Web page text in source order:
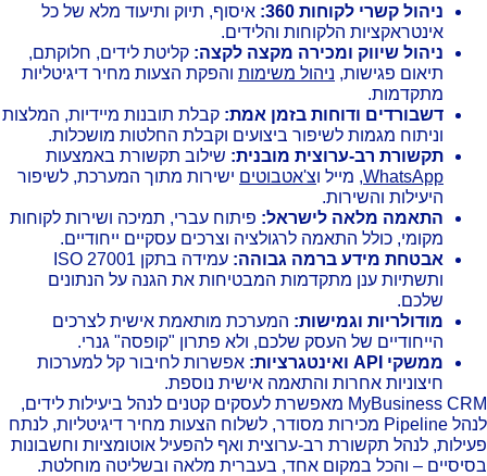
ניהול קשרי לקוחות 360:
איסוף, תיוק ותיעוד מלא של כל
אינטראקציות הלקוחות והלידים.
ניהול שיווק ומכירה מקצה לקצה:קליטת לידים, חלוקתם,
תיאום פגישות,ניהול משימותוהפקת הצעות מחיר דיגיטליות
מתקדמות.
דשבורדים ודוחות בזמן אמת:קבלת תובנות מיידיות, המלצות
וניתוח מגמות לשיפור ביצועים וקבלת החלטות מושכלות.
תקשורת רב-ערוצית מובנית:שילוב תקשורת באמצעות
WhatsApp, מייל וצ'אטבוטיםישירות מתוך המערכת, לשיפור
היעילות והשירות.
התאמה מלאה לישראל:פיתוח עברי, תמיכה ושירות לקוחות
מקומי, כולל התאמה לרגולציה וצרכים עסקיים ייחודיים.
אבטחת מידע ברמה גבוהה:
עמידה בתקן ISO 27001
ותשתיות ענן מתקדמות המבטיחות את הגנה על הנתונים
שלכם.
מודולריות וגמישות:המערכת מותאמת אישית לצרכים
הייחודיים של העסק שלכם, ולא פתרון "קופסה" גנרי.
ממשקי API ואינטגרציות:
אפשרות לחיבור קל למערכות
חיצוניות אחרות והתאמה אישית נוספת.
MyBusiness CRM מאפשרת לעסקים קטנים לנהל ביעילות לידים,
לנהל Pipeline מכירות מסודר, לשלוח הצעות מחיר דיגיטליות, לנתח
לנהל תקשורת רב-ערוצית ואף להפעיל אוטומציות וחשבונות
– והכל במקום אחד, בעברית מלאה ובשליטה מוחלטת.